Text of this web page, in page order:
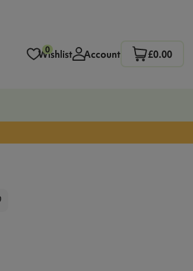
0
Wishlist Account £0.00